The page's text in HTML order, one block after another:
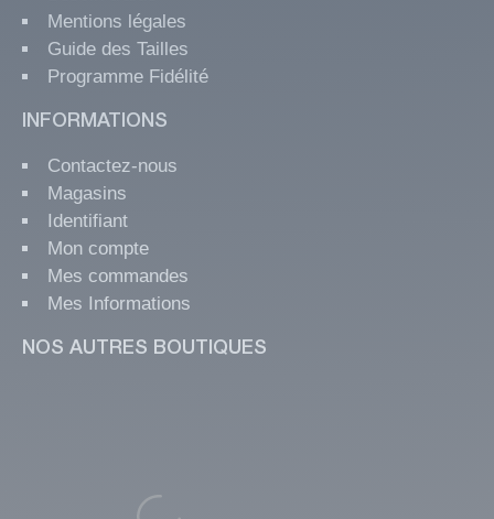
Mentions légales
Guide des Tailles
Programme Fidélité
INFORMATIONS
Contactez-nous
Magasins
Identifiant
Mon compte
Mes commandes
Mes Informations
NOS AUTRES BOUTIQUES